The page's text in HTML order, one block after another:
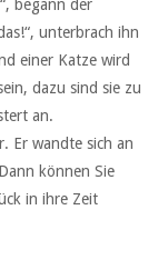
begann der
unterbrach ihn
einer Katze wird
dazu sind sie zu
an.
Er wandte sich an
können Sie
in ihre Zeit